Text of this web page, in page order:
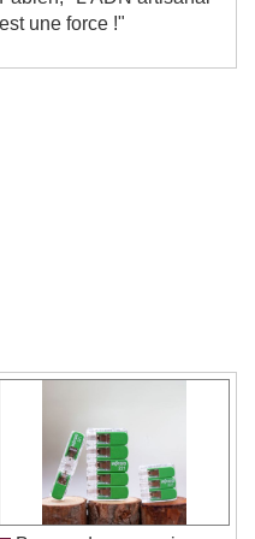
Skip Forward
Fabien, "L'ADN artisanal